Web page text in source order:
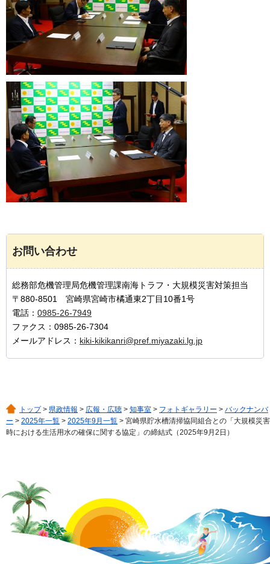
お問い合わせ
総務部危機管理局危機管理課南海トラフ・大規模災害対策担当
〒880-8501 宮崎県宮崎市橘通東2丁目10番1号
電話： 0985-26-7949
ファクス：0985-26-7304
メールアドレス： kiki-kikikanri@pref.miyazaki.lg.jp
トップ> 県政情報 > 広報・広聴 > 知事室 > フォトギャラリー > バックナンバ
ー > 2025年一覧 > 2025年9月一覧 > 宮崎県貯水槽清掃協同組合との「大規模災害
時における生活用水の確保に関する協定」の締結式（2025年9月2日）